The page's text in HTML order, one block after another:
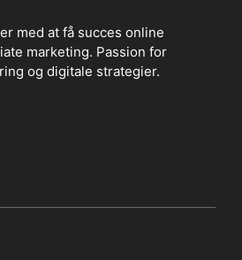
med at få succes online
marketing. Passion for
og digitale strategier.